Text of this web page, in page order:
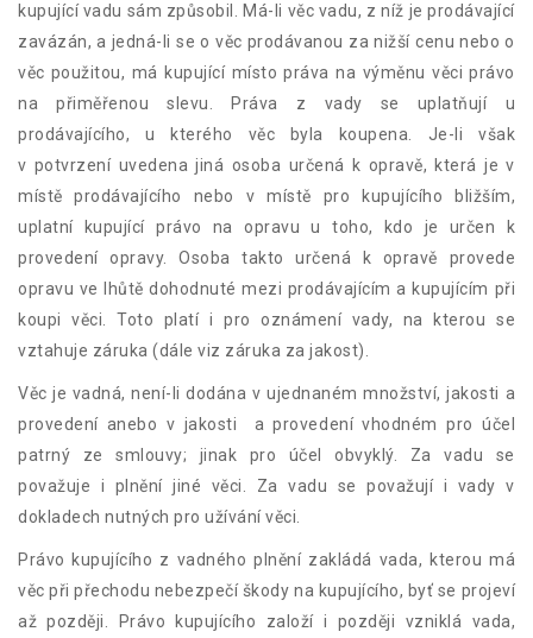
kupující vadu sám způsobil. Má-li věc vadu, z níž je prodávající
zavázán, a jedná-li se o věc prodávanou za nižší cenu nebo o
věc použitou, má kupující místo práva na výměnu věci právo
na přiměřenou slevu. Práva z vady se uplatňují u
prodávajícího, u kterého věc byla koupena. Je-li však
v potvrzení uvedena jiná osoba určená k opravě, která je v
místě prodávajícího nebo v místě pro kupujícího bližším,
uplatní kupující právo na opravu u toho, kdo je určen k
provedení opravy. Osoba takto určená k opravě provede
opravu ve lhůtě dohodnuté mezi prodávajícím a kupujícím při
koupi věci. Toto platí i pro oznámení vady, na kterou se
vztahuje záruka (dále viz záruka za jakost).
Věc je vadná, není-li dodána v ujednaném množství, jakosti a
provedení anebo v jakosti a provedení vhodném pro účel
patrný ze smlouvy; jinak pro účel obvyklý. Za vadu se
považuje i plnění jiné věci. Za vadu se považují i vady v
dokladech nutných pro užívání věci.
Právo kupujícího z vadného plnění zakládá vada, kterou má
věc při přechodu nebezpečí škody na kupujícího, byť se projeví
až později. Právo kupujícího založí i později vzniklá vada,